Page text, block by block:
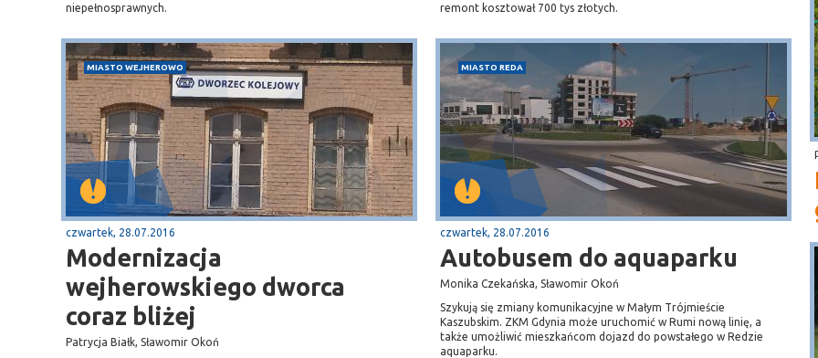
niepełnosprawnych.
remont kosztował 700 tys złotych.
MIASTO WEJHEROWO
czwartek, 28.07.2016
Modernizacja
wejherowskiego dworca
coraz bliżej
Patrycja Białk, Sławomir Okoń
MIASTO REDA
czwartek, 28.07.2016
Autobusem do aquaparku
Monika Czekańska, Sławomir Okoń
Szykują się zmiany komunikacyjne w Małym Trójmieście
Kaszubskim. ZKM Gdynia może uruchomić w Rumi nową linię, a
także umożliwić mieszkańcom dojazd do powstałego w Redzie
aquaparku.